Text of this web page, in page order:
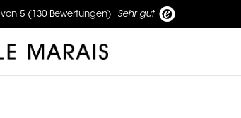
von5 ( 130 Bewertungen) Sehr gut
Le Marais